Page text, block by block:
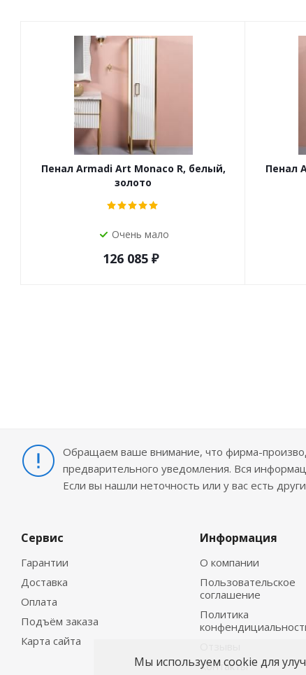
Пенал Armadi Art Monaco R, белый,
золото
Очень мало
126 085 ₽
Пенал
Обращаем ваше внимание, что фирма-
предварительного уведомления. Вся
Если вы нашли неточность или у вас есть
Сервис
Гарантии
Доставка
Оплата
Подъём заказа
Карта сайта
Информация
О компании
Пользовательское
соглашение
Политика
Контакты
Мы используем cookie для